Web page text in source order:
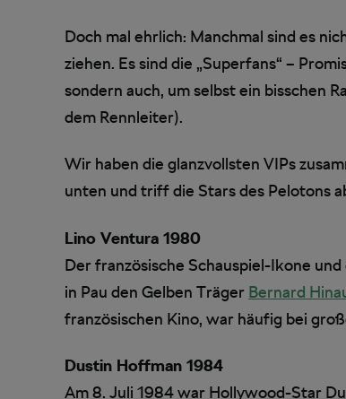
Doch mal ehrlich: Manchmal sind es
ziehen. Es sind die „Superfans“ –
sondern auch, um selbst ein bisschen
dem Rennleiter).
Wir haben die glanzvollsten VIPs
unten und triff die Stars des Pelotons
Lino Ventura 1980
Der französische Schauspiel-Ikone
in Pau den Gelben Träger Bernard
französischen Kino, war häufig bei
Dustin Hoffman 1984
Am 8. Juli 1984 war Hollywood-Star